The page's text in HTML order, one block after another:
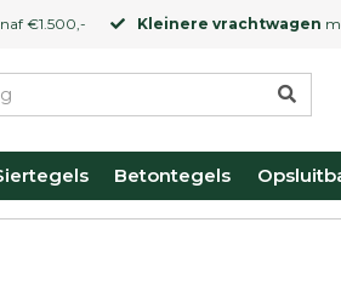
€1.500,- Kleinere vrachtwagen
Betontegels